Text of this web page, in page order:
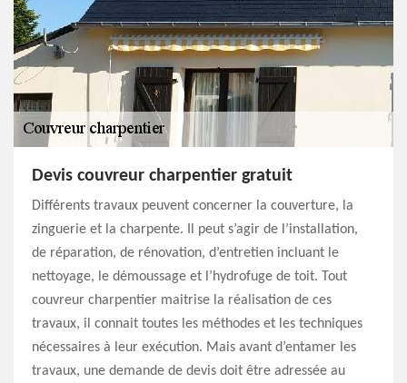
Devis couvreur charpentier gratuit
Différents travaux peuvent concerner la couverture, la
zinguerie et la charpente. Il peut s’agir de l’installation,
de réparation, de rénovation, d’entretien incluant le
nettoyage, le démoussage et l’hydrofuge de toit. Tout
couvreur charpentier maitrise la réalisation de ces
travaux, il connait toutes les méthodes et les techniques
nécessaires à leur exécution. Mais avant d’entamer les
travaux, une demande de devis doit être adressée au